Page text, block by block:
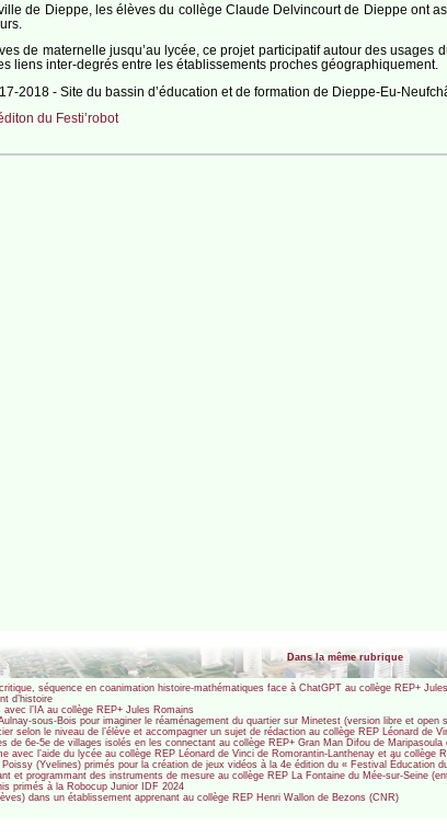
de Dieppe, les élèves du collège Claude Delvincourt de Dieppe ont
de maternelle jusqu’au lycée, ce projet participatif autour des
liens inter-degrés entre les établissements proches géographiquement.
2018 - Site du bassin d’éducation et de formation de Dieppe-Eu-
du Festi’robot
Dans la même rubrique
séquence en coanimation histoire-mathématiques face à ChatGPT au collège REP+
d’histoire
l’IA au collège REP+ Jules Romains
sous-Bois pour imaginer le réaménagement du quartier sur Minetest (version libre et open
selon le niveau de l’élève et accompagner un sujet de rédaction au collège REP Léonard de
de 6e-5e de villages isolés en les connectant au collège REP+ Gran Man Difou de
avec l’aide du lycée au collège REP Léonard de Vinci de Romorantin-Lanthenay et au collège
(Yvelines) primés pour la création de jeux vidéos à la 4e édition du « Festival Éducation
et programmant des instruments de mesure au collège REP La Fontaine du Mée-sur-Seine
primés à la Robocup Junior IDF 2024
dans un établissement apprenant au collège REP Henri Wallon de Bezons (CNR)